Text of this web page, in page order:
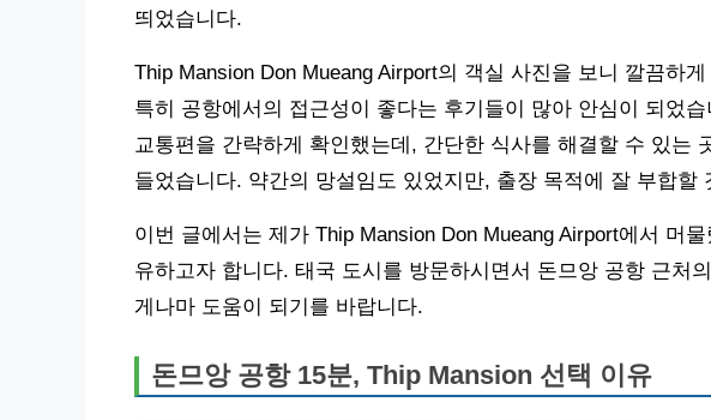
띄었습니다.
Thip Mansion Don Mueang Airport의 객실 사진을 보니 깔끔하
특히 공항에서의 접근성이 좋다는 후기들이 많아 안심이 되었
교통편을 간략하게 확인했는데, 간단한 식사를 해결할 수 있는
들었습니다. 약간의 망설임도 있었지만, 출장 목적에 잘 부합할
이번 글에서는 제가 Thip Mansion Don Mueang Airport에서 머
유하고자 합니다. 태국 도시를 방문하시면서 돈므앙 공항 근처
게나마 도움이 되기를 바랍니다.
돈므앙 공항 15분, Thip Mansion 선택 이유